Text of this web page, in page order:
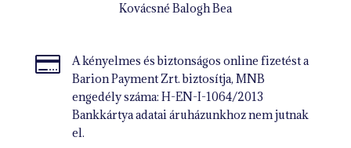
Kovácsné Balogh Bea

A kényelmes és biztonságos online fizetést a
Barion Payment Zrt. biztosítja, MNB
engedély száma: H-EN-I-1064/2013
Bankkártya adatai áruházunkhoz nem jutnak
el.